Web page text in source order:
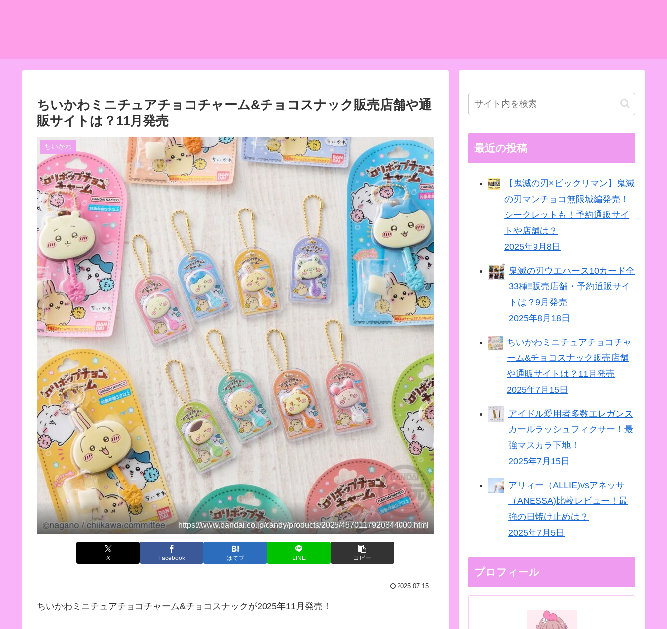
ちいかわミニチュアチョコチャーム&チョコスナック販売店舗や通
販サイトは？11月発売
ちいかわ
https://www.bandai.co.jp/candy/products/2025/4570117920844000.html
X Facebook はてブ LINE コピー
2025.07.15
ちいかわミニチュアチョコチャーム&チョコスナックが2025年11月発売！
最近の投稿
【鬼滅の刃×ビックリマン】鬼滅
の刃マンチョコ無限城編発売！
シークレットも！予約通販サイ
トや店舗は？
2025年9月8日
鬼滅の刃ウエハース10カード全
33種‼販売店舗・予約通販サイ
トは？9月発売
2025年8月18日
ちいかわミニチュアチョコチャ
ーム&チョコスナック販売店舗
や通販サイトは？11月発売
2025年7月15日
アイドル愛用者多数エレガンス
カールラッシュフィクサー！最
強マスカラ下地！
2025年7月15日
アリィー（ALLIE)vsアネッサ
（ANESSA)比較レビュー！最
強の日焼け止めは？
2025年7月5日
プロフィール